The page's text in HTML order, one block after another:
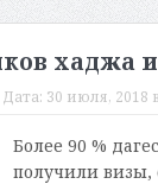
хаджа
Дата: 30 июля, 2018
Более 90 %
получили визы,